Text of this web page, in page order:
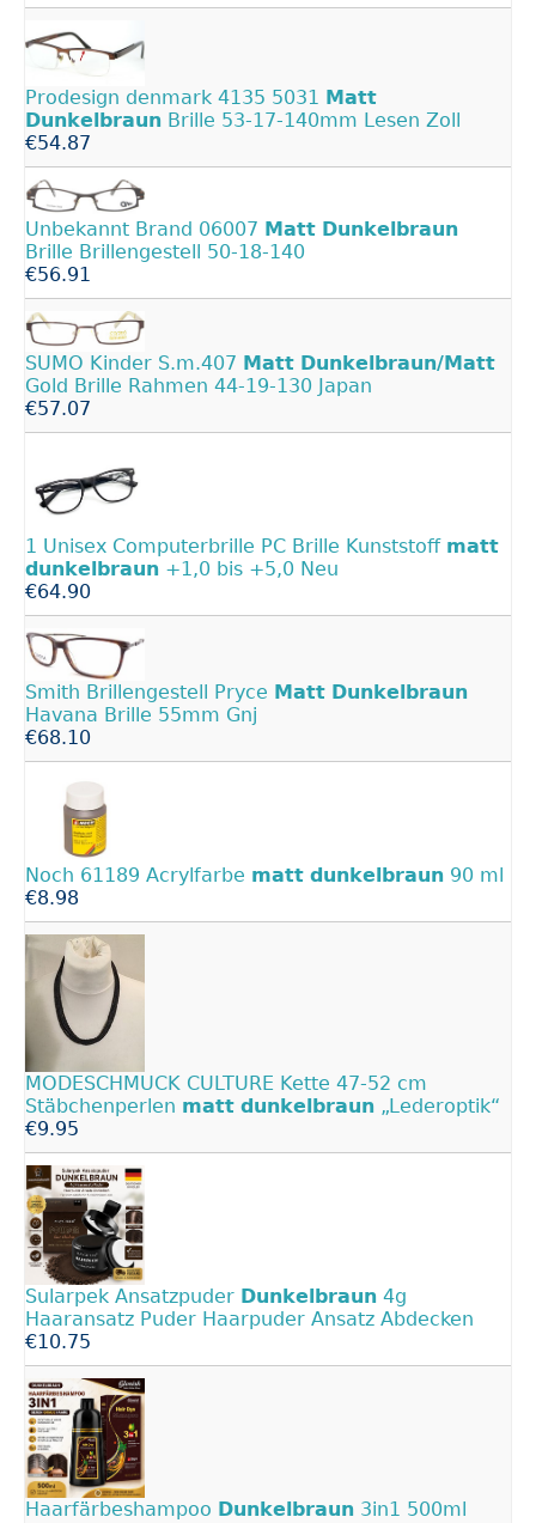
Prodesign denmark 4135 5031 Matt
Dunkelbraun Brille 53-17-140mm Lesen Zoll
€54.87
Unbekannt Brand 06007 Matt Dunkelbraun
Brille Brillengestell 50-18-140
€56.91
SUMO Kinder S.m.407 Matt Dunkelbraun/Matt
Gold Brille Rahmen 44-19-130 Japan
€57.07
1 Unisex Computerbrille PC Brille Kunststoff matt
dunkelbraun +1,0 bis +5,0 Neu
€64.90
Smith Brillengestell Pryce Matt Dunkelbraun
Havana Brille 55mm Gnj
€68.10
Noch 61189 Acrylfarbe matt dunkelbraun 90 ml
€8.98
MODESCHMUCK CULTURE Kette 47-52 cm
Stäbchenperlen matt dunkelbraun „Lederoptik“
€9.95
Sularpek Ansatzpuder Dunkelbraun 4g
Haaransatz Puder Haarpuder Ansatz Abdecken
€10.75
Haarfärbeshampoo Dunkelbraun 3in1 500ml